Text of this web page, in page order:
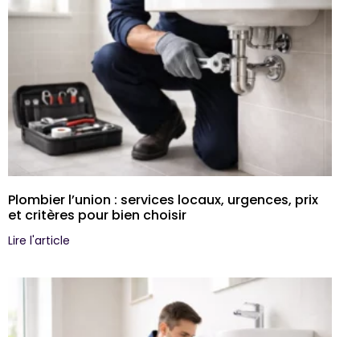
Plombier l’union : services locaux, urgences, prix
et critères pour bien choisir
Lire l'article